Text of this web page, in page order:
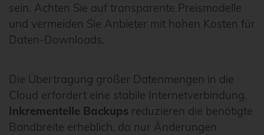
sein. Achten Sie auf transparente Preismodelle
und vermeiden Sie Anbieter mit hohen Kosten für
Daten-Downloads.
Die Übertragung großer Datenmengen in die
Cloud erfordert eine stabile Internetverbindung.
Inkrementelle Backups reduzieren die benötigte
Bandbreite erheblich, da nur Änderungen